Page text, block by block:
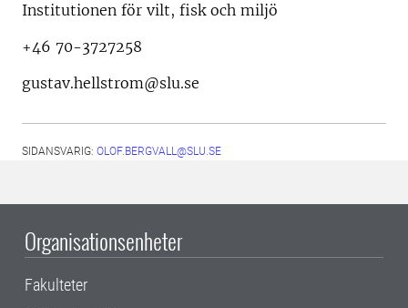
Institutionen för vilt, fisk och miljö
+46 70-3727258
gustav.hellstrom@slu.se
SIDANSVARIG: OLOF.BERGVALL@SLU.SE
Organisationsenheter
Fakulteter